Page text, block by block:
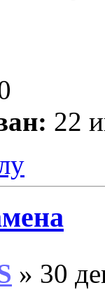
22
» 30